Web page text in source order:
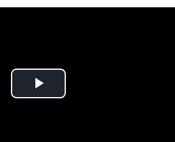
Play Video